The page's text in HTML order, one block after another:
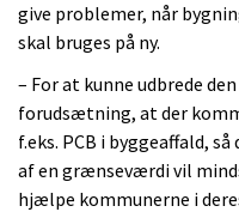
give problemer, når
skal bruges på ny.
– For at kunne udbrede
forudsætning, at der
f.eks. PCB i byggeaffald,
af en grænseværdi vil
hjælpe kommunerne i